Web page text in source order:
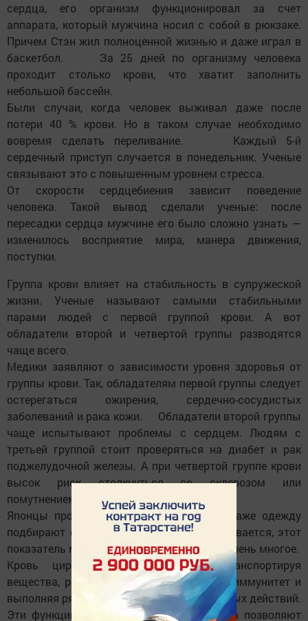
сердца, его организм функционировал за счет
аппарата, который мужчина носил с собой в рюкзаке.
Причем Стэн жил полноценной жизнью и даже играл в
баскетбол. За 25 дней по организму человека
проходит столько крови, что хватит заполнить
небольшой бассейн.
Были случаи, когда человек выживал даже после
потери 40 % крови. Но в таком случае необходимо
вовремя сделать переливание. Каждый 5-й
сердечный приступ случается в понедельник. Ученые
связывают это с повышенным уровнем стресса.
От скорости сердцебиения зависит поведение
человека. Такой вывод сделали ученые: после
пересадки сердца мужчине его было сложно узнать —
изменилось восприятие мира, манера движения,
поступки.
Группа крови влияет на стабильность в супружеской
жизни. Ученые называют самыми стабильными
парами людей с первой группой крови. А вот
обладатели второй и четвертой группы разводятся
чаще всего.
Медики заявляют о зависимости уровня здоровья от
группы крови. Так, обладателям первой группы следует
остерегаться ожирения, сердечно-сосудистых
заболеваний и рака кожи. Обладатели второй группы
чаще испытывают проблемы с сердцем. Людям с
третьей группой стоит проверяться на диабет и рак
поджелудочной железы. А при четвертой группе крови
высок риск столкнуться со склерозом или
помутнением рассудка.
Японцы продукты, средства гигиены и даже одежду
подбирают с учетом группы крови. Оказывается, этот
показатель может рассказать о человеке очень многое.
Кровь циркулирует в организме, транспортируя
вещества, регулируя тепло, поддерживая иммунитет и
выполняя ряд других жизненно необходимых действий.
Эти функции крови в организме человека позволяют